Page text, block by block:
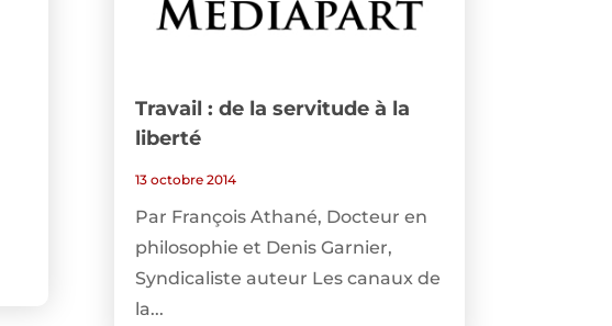
Travail : de la servitude à la
liberté
13 octobre 2014
Par François Athané, Docteur en
philosophie et Denis Garnier,
Syndicaliste auteur Les canaux de
la...